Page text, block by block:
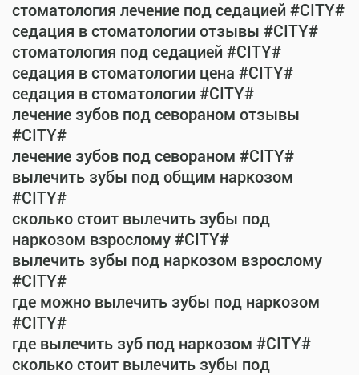
стоматология лечение под седацией #CITY#
седация в стоматологии отзывы #CITY#
стоматология под седацией #CITY#
седация в стоматологии цена #CITY#
седация в стоматологии #CITY#
лечение зубов под севораном отзывы
#CITY#
лечение зубов под севораном #CITY#
вылечить зубы под общим наркозом
#CITY#
сколько стоит вылечить зубы под
наркозом взрослому #CITY#
вылечить зубы под наркозом взрослому
#CITY#
где можно вылечить зубы под наркозом
#CITY#
где вылечить зуб под наркозом #CITY#
сколько стоит вылечить зубы под